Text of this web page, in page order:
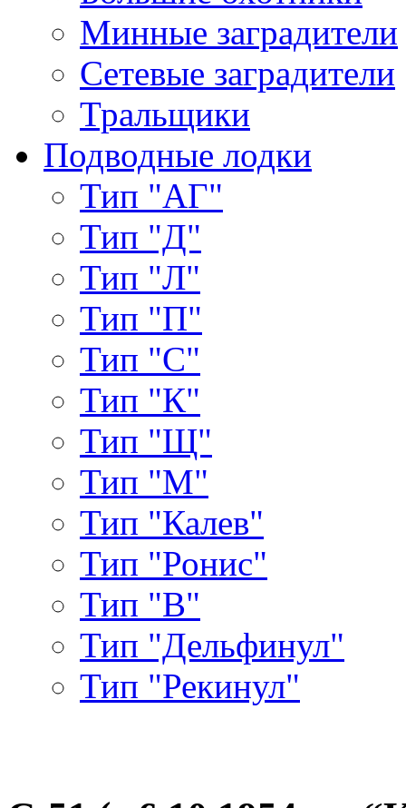
Минные заградители
Сетевые заградители
Тральщики
Подводные лодки
Тип "АГ"
Тип "Д"
Тип "Л"
Тип "П"
Тип "С"
Тип "К"
Тип "Щ"
Тип "М"
Тип "Калев"
Тип "Ронис"
Тип "В"
Тип "Дельфинул"
Тип "Рекинул"